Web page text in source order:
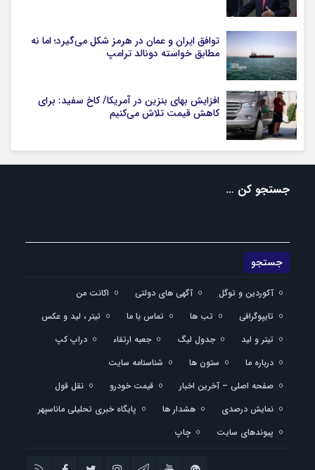
توافق ایران و عمان در هرمز شکل می‌گیرد؛ اما نه
مطابق خواسته دونالد ترامپ
افزایش بهای بنزین در آمریکا/ کاخ سفید: برای
کاهش قیمت تلاش می‌کنیم
جستجو کن …
آکوردین و توگل آگهی های دولتی
اکانت من
تایپوگرافی
تب ها تماس با ما
تیتر ، لید و عکس
تیتر و لید
جدول لیگ جعبه ارتقاء
دراپ کپ
درباره ما
ستون ها
شناسنامه سایت
صفحه اصلی – آخرین اخبار
قیمت خودرو
نقل قول
نمایش درصدی
هشدار ها
پایگاه خبری تحلیلی ماناسپهر
پیوندهای سایت
چاپ